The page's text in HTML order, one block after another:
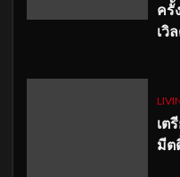
ครั้
เวิ
เต
มีต